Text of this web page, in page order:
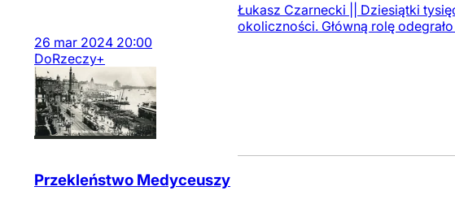
Łukasz Czarnecki || Dziesiątki
okoliczności. Główną rolę
26 mar 2024 20:00
DoRzeczy+
Przekleństwo Medyceuszy